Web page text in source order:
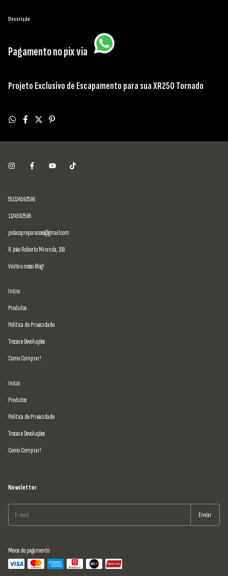
Descrição
Pagamento no pix via
Projeto Exclusivo de Escapamento para sua XR250 Tornado
551124592596
1124592596
polacopreparacoes@gmail.com
R. João Roberto Miranda, 158
Visite o nosso Blog!
Início
Produtos
Política de Privacidade
Trocas e Devoluções
Como Comprar!
Início
Produtos
Política de Privacidade
Trocas e Devoluções
Como Comprar!
Newsletter
Meios de pagamento